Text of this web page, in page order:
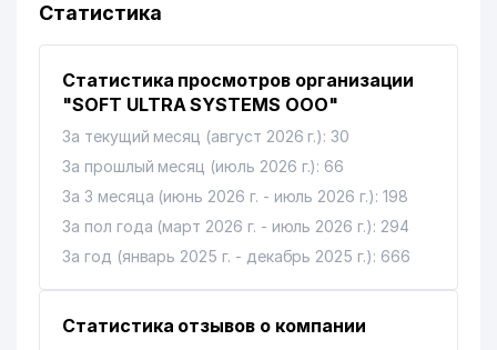
Статистика
Статистика просмотров организации
"SOFT ULTRA SYSTEMS ООО"
За текущий месяц (август 2026 г.): 30
За прошлый месяц (июль 2026 г.): 66
За 3 месяца (июнь 2026 г. - июль 2026 г.): 198
За пол года (март 2026 г. - июль 2026 г.): 294
За год (январь 2025 г. - декабрь 2025 г.): 666
Статистика отзывов о компании